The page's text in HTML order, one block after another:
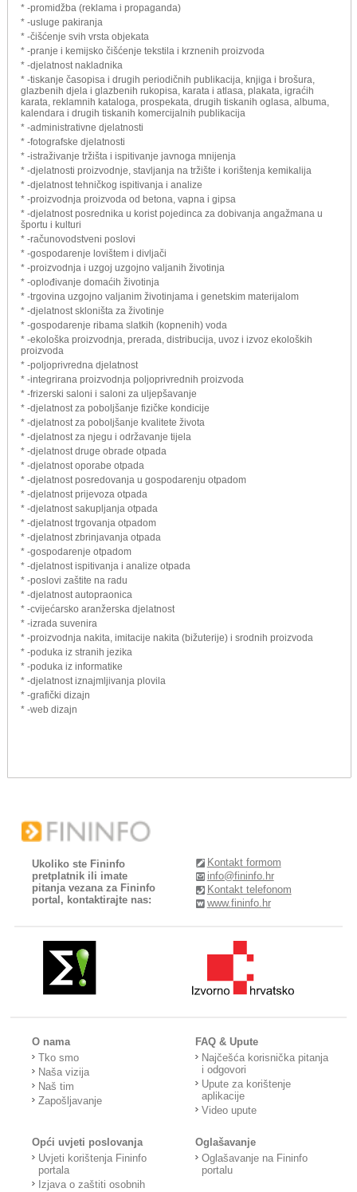
* -promidžba (reklama i propaganda)
* -usluge pakiranja
* -čišćenje svih vrsta objekata
* -pranje i kemijsko čišćenje tekstila i krznenih proizvoda
* -djelatnost nakladnika
* -tiskanje časopisa i drugih periodičnih publikacija, knjiga i brošura,
glazbenih djela i glazbenih rukopisa, karata i atlasa, plakata, igraćih
karata, reklamnih kataloga, prospekata, drugih tiskanih oglasa, albuma,
kalendara i drugih tiskanih komercijalnih publikacija
* -administrativne djelatnosti
* -fotografske djelatnosti
* -istraživanje tržišta i ispitivanje javnoga mnijenja
* -djelatnosti proizvodnje, stavljanja na tržište i korištenja kemikalija
* -djelatnost tehničkog ispitivanja i analize
* -proizvodnja proizvoda od betona, vapna i gipsa
* -djelatnost posrednika u korist pojedinca za dobivanja angažmana u
športu i kulturi
* -računovodstveni poslovi
* -gospodarenje lovištem i divljači
* -proizvodnja i uzgoj uzgojno valjanih životinja
* -oplođivanje domaćih životinja
* -trgovina uzgojno valjanim životinjama i genetskim materijalom
* -djelatnost skloništa za životinje
* -gospodarenje ribama slatkih (kopnenih) voda
* -ekološka proizvodnja, prerada, distribucija, uvoz i izvoz ekoloških
proizvoda
* -poljoprivredna djelatnost
* -integrirana proizvodnja poljoprivrednih proizvoda
* -frizerski saloni i saloni za uljepšavanje
* -djelatnost za poboljšanje fizičke kondicije
* -djelatnost za poboljšanje kvalitete života
* -djelatnost za njegu i održavanje tijela
* -djelatnost druge obrade otpada
* -djelatnost oporabe otpada
* -djelatnost posredovanja u gospodarenju otpadom
* -djelatnost prijevoza otpada
* -djelatnost sakupljanja otpada
* -djelatnost trgovanja otpadom
* -djelatnost zbrinjavanja otpada
* -gospodarenje otpadom
* -djelatnost ispitivanja i analize otpada
* -poslovi zaštite na radu
* -djelatnost autopraonica
* -cvijećarsko aranžerska djelatnost
* -izrada suvenira
* -proizvodnja nakita, imitacije nakita (bižuterije) i srodnih proizvoda
* -poduka iz stranih jezika
* -poduka iz informatike
* -djelatnost iznajmljivanja plovila
* -grafički dizajn
* -web dizajn
Ukoliko ste Fininfo
pretplatnik ili imate
pitanja vezana za Fininfo
portal, kontaktirajte nas:
Kontakt formom
info@fininfo.hr
Kontakt telefonom
www.fininfo.hr
O nama
Tko smo
Naša vizija
Naš tim
Zapošljavanje
FAQ & Upute
Najčešća korisnička pitanja
i odgovori
Upute za korištenje
aplikacije
Video upute
Opći uvjeti poslovanja
Uvjeti korištenja Fininfo
portala
Izjava o zaštiti osobnih
Oglašavanje
Oglašavanje na Fininfo
portalu